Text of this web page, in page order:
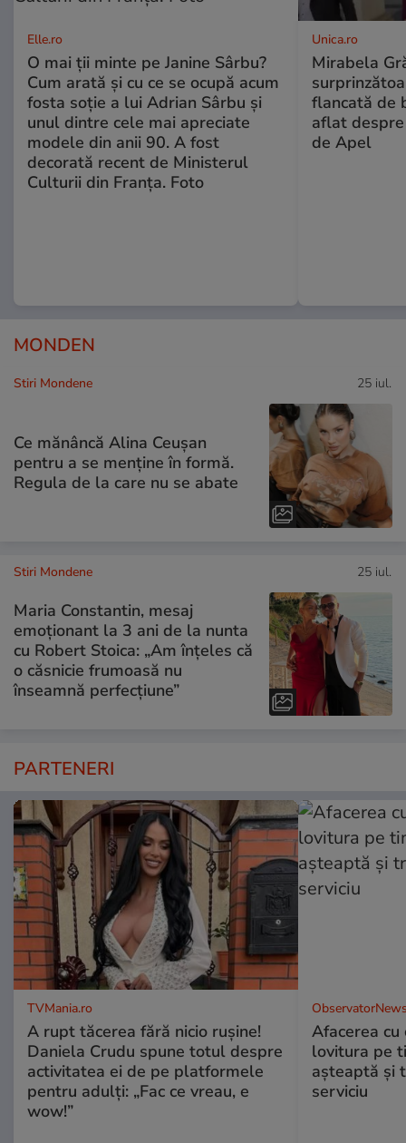
Elle.ro
O mai ții minte pe Janine Sârbu?
Cum arată și cu ce se ocupă acum
fosta soție a lui Adrian Sârbu și
unul dintre cele mai apreciate
modele din anii 90. A fost
decorată recent de Ministerul
Culturii din Franța. Foto
Unica.ro
Mirabela
flancată de
aflat
de Apel
MONDEN
Stiri Mondene 25 iul.
Ce mănâncă Alina Ceușan
pentru a se menține în formă.
Regula de la care nu se abate
Stiri Mondene 25 iul.
Maria Constantin, mesaj
emoționant la 3 ani de la nunta
cu Robert Stoica: „Am înțeles că
o căsnicie frumoasă nu
înseamnă perfecțiune”
PARTENERI
TVMania.ro
A rupt tăcerea fără nicio rușine!
Daniela Crudu spune totul despre
activitatea ei de pe platformele
pentru adulți: „Fac ce vreau, e
wow!”
Afacerea
lovitura pe
aşteaptă şi
serviciu